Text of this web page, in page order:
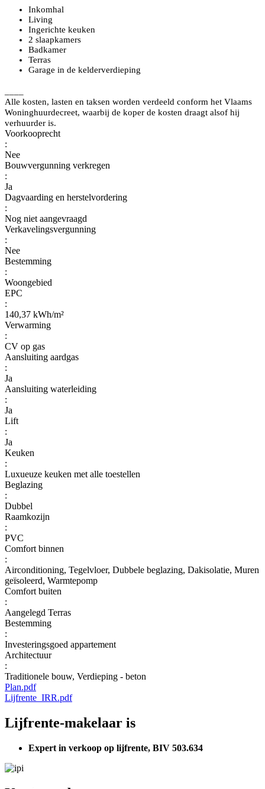
Inkomhal
Living
Ingerichte keuken
2 slaapkamers
Badkamer
Terras
Garage in de kelderverdieping
Alle kosten, lasten en taksen worden verdeeld conform het Vlaams
Woninghuurdecreet, waarbij de koper de kosten draagt alsof hij
verhuurder is.
Voorkooprecht
:
Nee
Bouwvergunning verkregen
:
Ja
Dagvaarding en herstelvordering
:
Nog niet aangevraagd
Verkavelingsvergunning
:
Nee
Bestemming
:
Woongebied
EPC
:
140,37 kWh/m²
Verwarming
:
CV op gas
Aansluiting aardgas
:
Ja
Aansluiting waterleiding
:
Ja
Lift
:
Ja
Keuken
:
Luxueuze keuken met alle toestellen
Beglazing
:
Dubbel
Raamkozijn
:
PVC
Comfort binnen
:
Airconditioning, Tegelvloer, Dubbele beglazing, Dakisolatie, Muren
geïsoleerd, Warmtepomp
Comfort buiten
:
Aangelegd Terras
Bestemming
:
Investeringsgoed appartement
Architectuur
:
Traditionele bouw, Verdieping - beton
Plan.pdf
Lijfrente_IRR.pdf
Lijfrente-makelaar is
Expert in verkoop op lijfrente, BIV 503.634